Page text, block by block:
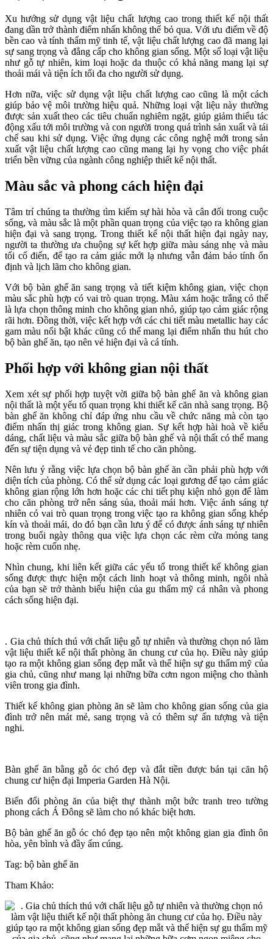
Xu hướng sử dụng vật liệu chất lượng cao trong thiết kế nội thất
đang dần trở thành điểm nhấn không thể bỏ qua. Với ưu điểm về độ
bền cao và tính thẩm mỹ tinh tế, vật liệu chất lượng cao đã mang lại
sự sang trọng và đẳng cấp cho không gian sống. Một số loại vật liệu
như gỗ tự nhiên, kim loại hoặc da thuộc có khả năng mang lại sự
thoải mái và tiện ích tối đa cho người sử dụng.
Hơn nữa, việc sử dụng vật liệu chất lượng cao cũng là một cách
giúp bảo vệ môi trường hiệu quả. Những loại vật liệu này thường
được sản xuất theo các tiêu chuẩn nghiêm ngặt, giúp giảm thiểu tác
động xấu tới môi trường và con người trong quá trình sản xuất và tái
chế sau khi sử dụng. Việc ứng dụng các công nghệ mới trong sản
xuất vật liệu chất lượng cao cũng mang lại hy vọng cho việc phát
triển bền vững của ngành công nghiệp thiết kế nội thất.
Màu sắc và phong cách hiện đại
Tâm trí chúng ta thường tìm kiếm sự hài hòa và cân đối trong cuộc
sống, và màu sắc là một phần quan trọng của việc tạo ra không gian
hiện đại và sang trọng. Trong thiết kế nội thất hiện đại ngày nay,
người ta thường ưa chuộng sự kết hợp giữa màu sáng nhẹ và màu
tối cổ điển, để tạo ra cảm giác mới lạ nhưng vẫn đảm bảo tính ổn
định và lịch lãm cho không gian.
Với bộ bàn ghế ăn sang trọng và tiết kiệm không gian, việc chọn
màu sắc phù hợp có vai trò quan trọng. Màu xám hoặc trắng có thể
là lựa chọn thông minh cho không gian nhỏ, giúp tạo cảm giác rộng
rãi hơn. Đồng thời, việc kết hợp với các chi tiết màu metallic hay các
gam màu nổi bật khác cũng có thể mang lại điểm nhấn thu hút cho
bộ bàn ghế ăn, tạo nên vẻ hiện đại và cá tính.
Phối hợp với không gian nội thất
Xem xét sự phối hợp tuyệt vời giữa bộ bàn ghế ăn và không gian
nội thất là một yếu tố quan trọng khi thiết kế căn nhà sang trọng. Bộ
bàn ghế ăn không chỉ đáp ứng nhu cầu về chức năng mà còn tạo
điểm nhấn thị giác trong không gian. Sự kết hợp hài hoà về kiểu
dáng, chất liệu và màu sắc giữa bộ bàn ghế và nội thất có thể mang
đến sự tiện dụng và vẻ đẹp tinh tế cho căn phòng.
Nên lưu ý rằng việc lựa chọn bộ bàn ghế ăn cần phải phù hợp với
diện tích của phòng. Có thể sử dụng các loại gương để tạo cảm giác
không gian rộng lớn hơn hoặc các chi tiết phụ kiện nhỏ gọn để làm
cho căn phòng trở nên sáng sủa, thoải mái hơn. Việc ánh sáng tự
nhiên có vai trò quan trọng trong việc tạo ra không gian sống khép
kín và thoải mái, do đó bạn cần lưu ý để có được ánh sáng tự nhiên
trong buổi ngày thông qua việc lựa chọn các rèm cửa mỏng tang
hoặc rèm cuốn nhẹ.
Nhìn chung, khi liên kết giữa các yếu tố trong thiết kế không gian
sống được thực hiện một cách linh hoạt và thông minh, ngôi nhà
của bạn sẽ trở thành biểu hiện của gu thẩm mỹ cá nhân và phong
cách sống hiện đại.
. Gia chủ thích thú với chất liệu gỗ tự nhiên và thường chọn nó làm
vật liệu thiết kế nội thất phòng ăn chung cư của họ. Điều này giúp
tạo ra một không gian sống đẹp mắt và thể hiện sự gu thẩm mỹ của
gia chủ, cũng như mang lại những bữa cơm ngon miệng cho thành
viên trong gia đình.
Thiết kế không gian phòng ăn sẽ làm cho không gian sống của gia
đình trở nên mát mẻ, sang trọng và có thêm sự ấn tượng và tiện
nghi.
Bàn ghế ăn bằng gỗ óc chó đẹp và đắt tiền được bán tại căn hộ
chung cư hiện đại Imperia Garden Hà Nội.
Biến đổi phòng ăn của biệt thự thành một bức tranh treo tường
phong cách Á Đông sẽ làm cho nó khác biệt hơn.
Bộ bàn ghế ăn gỗ óc chó đẹp tạo nên một không gian gia đình ôn
hòa, yên bình và đầy ấm cúng.
Tag: bộ bàn ghế ăn
Tham Khảo: